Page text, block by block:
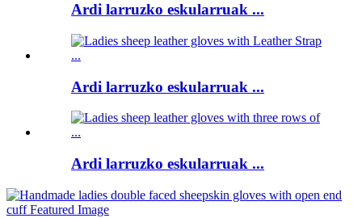
Ardi larruzko eskularruak ...
Ardi larruzko eskularruak ...
Ardi larruzko eskularruak ...